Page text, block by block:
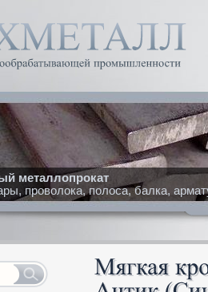
металлопрокат
проволока, полоса, балка,